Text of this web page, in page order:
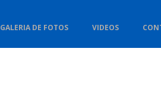
GALERIA DE FOTOS VIDEOS